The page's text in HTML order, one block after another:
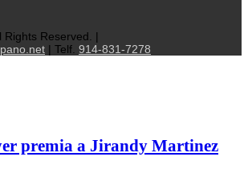
Reserved. |
| Telf. 914-831-7278
premia a Jirandy Martinez